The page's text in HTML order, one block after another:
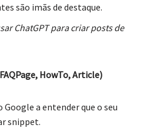
são imãs de destaque.
ChatGPT para criar posts de
HowTo, Article)
Google a entender que o seu
snippet.